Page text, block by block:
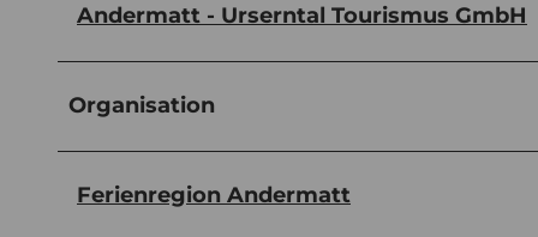
Andermatt - Urserntal Tourismus GmbH
Organisation
Ferienregion Andermatt